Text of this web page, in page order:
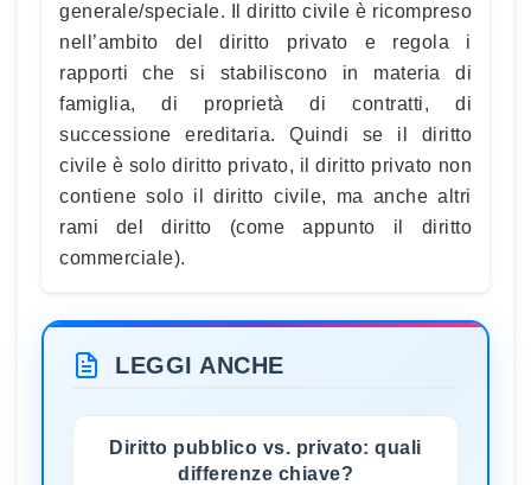
generale/speciale. Il diritto civile è ricompreso
nell’ambito del diritto privato e regola i
rapporti che si stabiliscono in materia di
famiglia, di proprietà di contratti, di
successione ereditaria. Quindi se il diritto
civile è solo diritto privato, il diritto privato non
contiene solo il diritto civile, ma anche altri
rami del diritto (come appunto il diritto
commerciale).
LEGGI ANCHE
Diritto pubblico vs. privato: quali
differenze chiave?